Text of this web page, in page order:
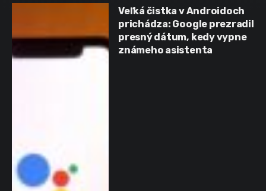
Veľká čistka v Androidoch
prichádza: Google prezradil
presný dátum, kedy vypne
známeho asistenta